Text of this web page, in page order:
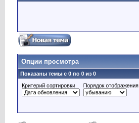
Опции просмотра
Показаны темы с 0 по 0 из 0
Критерий сортировки
Порядок отображения